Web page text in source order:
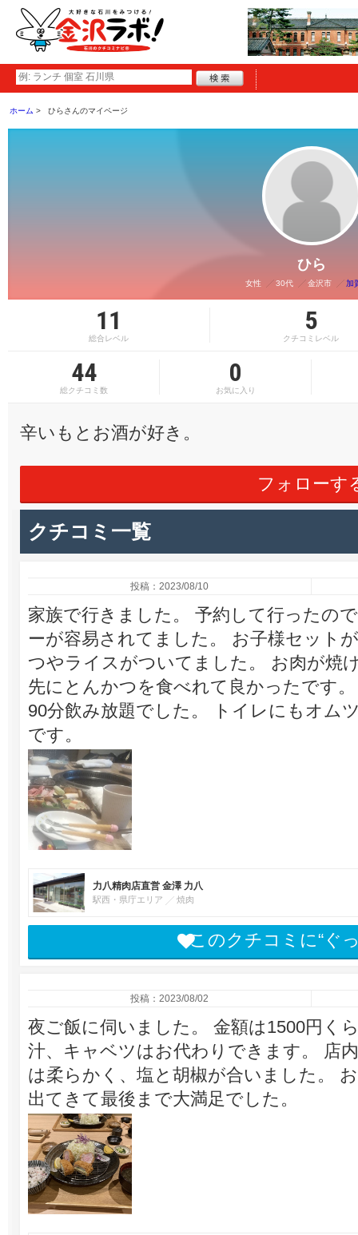
ホーム ひらさんのマイページ
ひら
女性 30代 金沢市 加
11
総合レベル
5
クチコミレベル
44
総クチコミ数
0
お気に入り
辛いもとお酒が好き。
フォローす
クチコミ一覧
投稿：2023/08/10
家族で行きました。 予約して行ったの
ーが容易されてました。 お子様セット
つやライスがついてました。 お肉が焼
先にとんかつを食べれて良かったです
90分飲み放題でした。 トイレにもオム
です。
力八精肉店直営 金澤 力八
駅西・県庁エリア 焼肉
このクチコミに“ぐ
投稿：2023/08/02
夜ご飯に伺いました。 金額は1500円く
汁、キャベツはお代わりできます。 店
は柔らかく、塩と胡椒が合いました。
出てきて最後まで大満足でした。